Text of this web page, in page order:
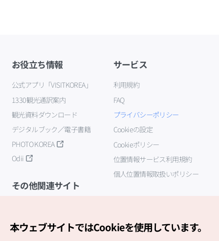
お役立ち情報
公式アプリ「VISITKOREA」
1330観光通訳案内
観光資料ダウンロード
デジタルブック／電子書籍
PHOTO KOREA
Odii
サービス
利用規約
FAQ
プライバシーポリシー
Cookieの設定
Cookieポリシー
位置情報サービス利用規約
個人位置情報取扱いポリシー
その他関連サイト
本ウェブサイトではCookieを使用しています。